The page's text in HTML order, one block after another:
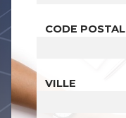
CODE POSTAL
VILLE